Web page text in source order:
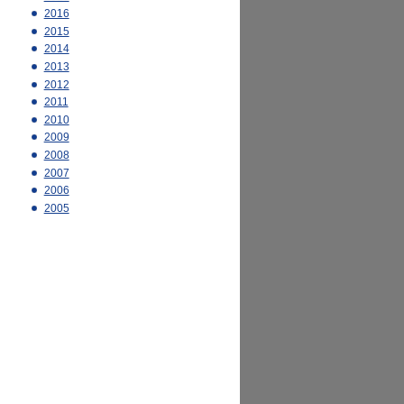
2016
2015
2014
2013
2012
2011
2010
2009
2008
2007
2006
2005